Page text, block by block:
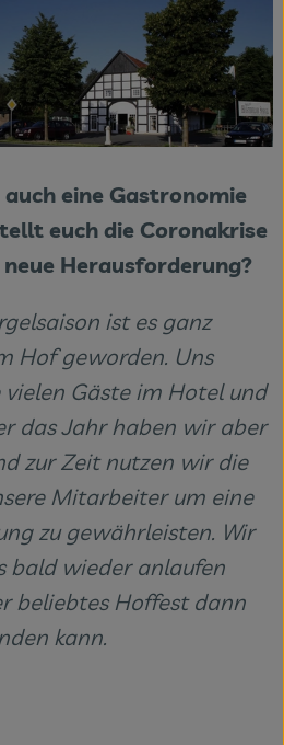
eine Gastronomie
euch die Coronakrise
Herausforderung?
ist es ganz
Hof geworden. Uns
Gäste im Hotel und
das Jahr haben wir aber
zur Zeit nutzen wir die
Mitarbeiter um eine
zu gewährleisten. Wir
bald wieder anlaufen
beliebtes Hoffest dann
kann.